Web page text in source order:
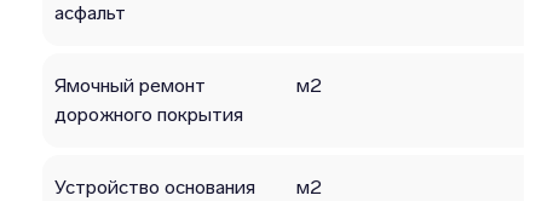
асфальт
Ямочный ремонт
дорожного покрытия
м2
Устройство основания
м2